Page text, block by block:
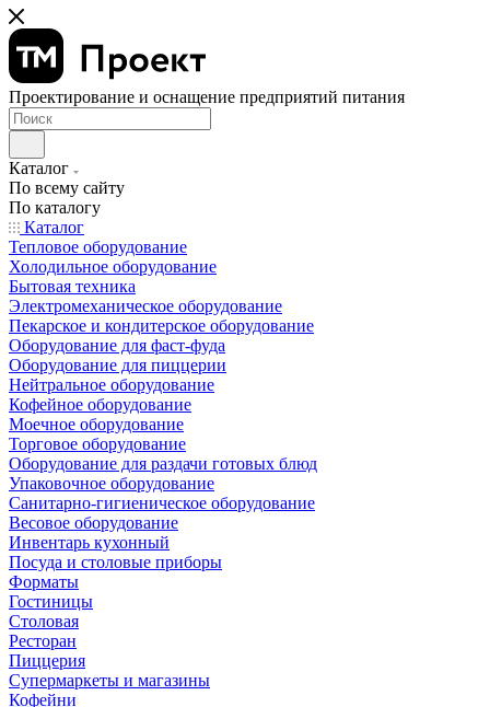
Проектирование и оснащение предприятий питания
Каталог
По всему сайту
По каталогу
Каталог
Тепловое оборудование
Холодильное оборудование
Бытовая техника
Электромеханическое оборудование
Пекарское и кондитерское оборудование
Оборудование для фаст-фуда
Оборудование для пиццерии
Нейтральное оборудование
Кофейное оборудование
Моечное оборудование
Торговое оборудование
Оборудование для раздачи готовых блюд
Упаковочное оборудование
Санитарно-гигиеническое оборудование
Весовое оборудование
Инвентарь кухонный
Посуда и столовые приборы
Форматы
Гостиницы
Столовая
Ресторан
Пиццерия
Супермаркеты и магазины
Кофейни